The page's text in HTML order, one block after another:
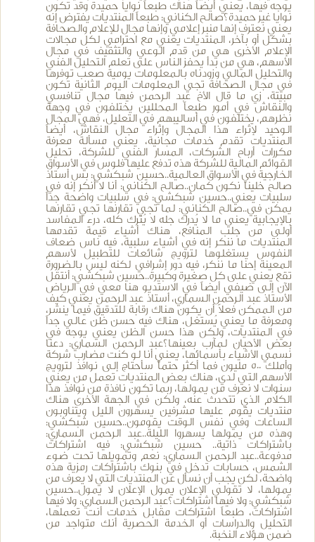
يوجه فيها، يعني أيضاً هناك طبعاً نوايا حميدة وقد تكون
نوايا غير حميدة؟صالح الكناني: طبعاً المنتديات يفترض إنه
يعني نعترف إنها منبر إعلامي وإنها مجال للإعلام والصحافة
بشكل أو بآخر، المنتديات يعني مع احترامي لكل مجالات
الإعلام الأخرى هي من قدم الوعي والتثقيف في مجال
الأسهم، هي من بدأ يحفز الناس على تعلم التحليل الفني
والتحليل المالي وزودناه بالمعلومات يومية صعب توفرها
في مجال الصحافة تجي المعلومات اليوم الثانية تكون
مبيتة، زي ما قال الأخ عبد الرحمن فيها مجال تنافسي
والنقاش في أمور طبعاً المحللين يختلفون في وجهة
نظرهم، يختلفون في أساليبهم في التعليل، فهي المجال
الوحيد لإثراء هذا المجال وإثراء مجال النقاش، أيضاً
المنتديات تقدم خدمات مجانية، يعني مسألة معرفة
مكررات أرباح الشركات، المسار الفني للشركة، تحليل
القوائم المالية للشركة هذه تدفع عليها فلوس في الأسواق
الخارجية في الأسواق العالمية..حسين شبكشي: بس أستاذ
صالح خلينا نكون كمان..صالح الكناني: أنا لا أنكر إنه في
سلبيات يعني..حسين شبكشي: في سلبيات واضحة جداً
يمكن في..صالح الكناني: لما تجي تقارنها تجي تقارنها
بالإيجابية يعني ما لا يُدرك جله لا يُترك كله، درء المفاسد
أولى من جلب المنافع، هناك أشياء قيمة تقدمها
المنتديات ما ننكر إنه في أشياء سلبية، فيه ناس ضعاف
النفوس يستغلوها لترويج شائعات للتطبيل لأسهم
المعينة إحنا ما ننكر، فيه دور إشرافي لكنه ليس بالضرورة
تقع يعني على كل صغيرة وكبيرة..حسين شبكشي: أنتقل
الآن إلى ضيفي أيضاً في الاستديو هنا معي في الرياض
الأستاذ عبد الرحمن السماري، أستاذ عبد الرحمن يعني كيف
من الممكن فعلاً أن يكون هناك رقابة للتدقيق فيما ينشر،
ومعرفة ما يعني يُستغل، هناك فيه حسن ظن عالي جداً
في المنتديات، ولكن هذا حسن الظن يعني يوجه في
بعض الأحيان لمآرب بعينها؟عبد الرحمن السماري: دعنا
نسمي الأشياء بأسمائها، يعني أنا لو كنت مضارب شركة
وأملك 500 مليون فما أكثر حتماً سأحتاج إلى نوافذ لترويج
الأسهم التي لدي، هناك بعض المنتديات تعمل من يعني
سنوات لا نعرف من يمولها، ربما تكون نافذة من نوافذ هذا
الكلام الذي تتحدث عنه، ولكن في الجهة الأخرى هناك
منتديات يقوم عليها مشرفين يسهرون الليل ويتناوبون
الساعات وفي نفس الوقت يقومون..حسين شبكشي:
وهذه من يمولها يسهروا الليلة..عبد الرحمن السماري:
باشتراكات ذاتية.. حسين شبكشي: فيه اشتراكات
مدفوعة..عبد الرحمن السماري: نعم وتمويلها تحت ضوء
الشمس، حسابات تدخل في بنوك باشتراكات رمزية هذه
واضحة، لكن يجب أن نسأل عن المنتديات التي لا يعرف من
يمولها، لا تقولي الإعلان يمول الإعلان لا يمول..حسين
شبكشي: ولا فيها اشتراكات؟عبد الرحمن السماري: ولا فيها
اشتراكات، طبعاً اشتراكات مقابل خدمات أنت تعملها،
التحليل والدراسات أو الخدمة الحصرية أنك متواجد من
ضمن هؤلاء النخبة.